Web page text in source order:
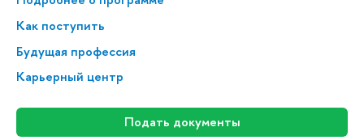
Как поступить
Будущая профессия
Карьерный центр
Подать документы